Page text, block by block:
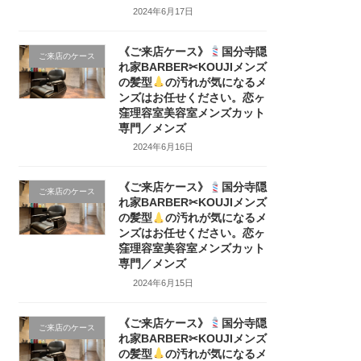
2024年6月17日
ご来店のケース 《ご来店ケース》
国分寺隠
れ家BARBER✂KOUJIメンズ
の髪型
の汚れが気になるメ
ンズはお任せください。恋ヶ
窪理容室美容室メンズカット
専門／メンズ
2024年6月16日
ご来店のケース 《ご来店ケース》
国分寺隠
れ家BARBER✂KOUJIメンズ
の髪型
の汚れが気になるメ
ンズはお任せください。恋ヶ
窪理容室美容室メンズカット
専門／メンズ
2024年6月15日
ご来店のケース 《ご来店ケース》
国分寺隠
れ家BARBER✂KOUJIメンズ
の髪型
の汚れが気になるメ